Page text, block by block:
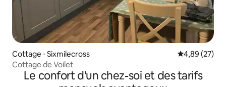
Cottage ⋅ Sixmilecross Évaluation
4,89 (27)
Cottage de Voilet
Le confort d'un chez-soi et des tarifs